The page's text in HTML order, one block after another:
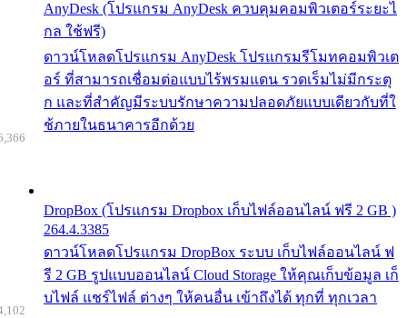
AnyDesk (โปรแกรม AnyDesk ควบคุมคอมพิวเตอร์ระยะไ
กล ใช้ฟรี)
ดาวน์โหลดโปรแกรม AnyDesk โปรแกรมรีโมทคอมพิวเต
อร์ ที่สามารถเชื่อมต่อแบบไร้พรมแดน รวดเร็มไม่มีกระตุ
ก และที่สำคัญมีระบบรักษาความปลอดภัยแบบเดียวกับที่ใ
ช้ภายในธนาคารอีกด้วย
DropBox (โปรแกรม Dropbox เก็บไฟล์ออนไลน์ ฟรี 2 GB )
264.4.3385
ดาวน์โหลดโปรแกรม DropBox ระบบ เก็บไฟล์ออนไลน์ ฟ
รี 2 GB รูปแบบออนไลน์ Cloud Storage ให้คุณเก็บข้อมูล เก็
บไฟล์ แชร์ไฟล์ ต่างๆ ให้คนอื่น เข้าถึงได้ ทุกที่ ทุกเวลา